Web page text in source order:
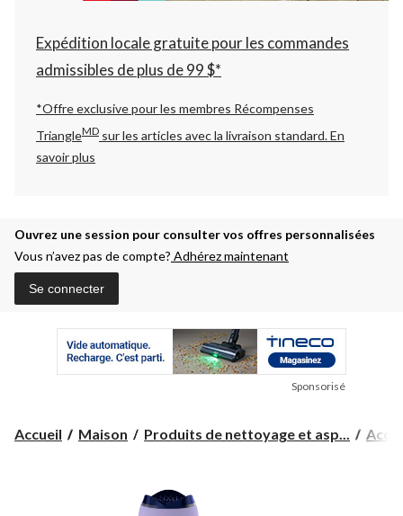
changer
Expédition locale gratuite pour les commandes
admissibles de plus de 99 $*
*Offre exclusive pour les membres Récompenses
TriangleMD sur les articles avec la livraison standard.En
savoir plus
Ouvrez une session pour consulter vos offres personnalisées
Vous n’avez pas de compte? Adhérez maintenant
Se connecter
Sponsorisé
Accueil Maison Produits de nettoyage et asp...